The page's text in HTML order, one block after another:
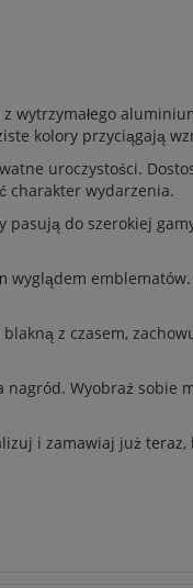
wytrzymałego
kolory przyciągają
uroczystości.
charakter wydarzenia.
do szerokiej
wyglądem
z czasem,
Wyobraź sobie
i zamawiaj już